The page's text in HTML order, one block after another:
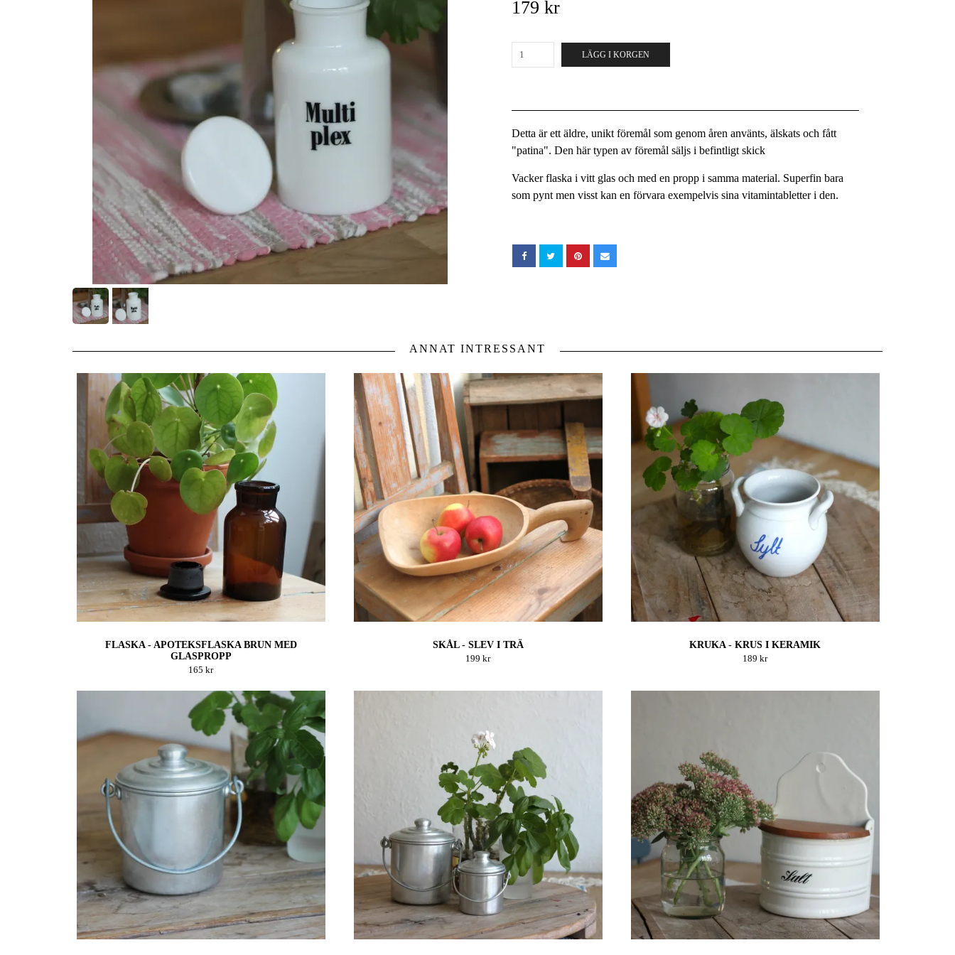
179 kr
LÄGG I KORGEN
Detta är ett äldre, unikt föremål som genom åren använts, älskats och fått
"patina". Den här typen av föremål säljs i befintligt skick
Vacker flaska i vitt glas och med en propp i samma material. Superfin bara
som pynt men visst kan en förvara exempelvis sina vitamintabletter i den.
ANNAT INTRESSANT
FLASKA - APOTEKSFLASKA BRUN MED
GLASPROPP
165 kr
SKÅL - SLEV I TRÄ
199 kr
KRUKA - KRUS I KERAMIK
189 kr